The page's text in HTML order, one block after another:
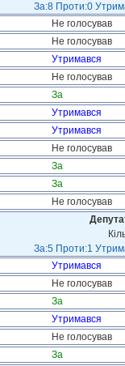
За:8 Проти:0
Не голосував
Не голосував
Утримався
Не голосував
За
Утримався
Утримався
Не голосував
За
За
Не голосував
За:5 Проти:1
Утримався
Не голосував
За
Утримався
Не голосував
За